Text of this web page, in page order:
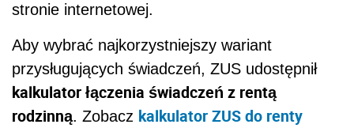
stronie internetowej.
Aby wybrać najkorzystniejszy wariant
przysługujących świadczeń, ZUS udostępnił
kalkulator łączenia świadczeń z rentą
rodzinną. Zobacz kalkulator ZUS do renty